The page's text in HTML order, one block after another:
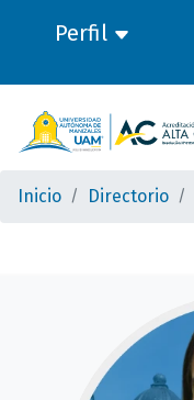
Perfil
Inicio Directorio